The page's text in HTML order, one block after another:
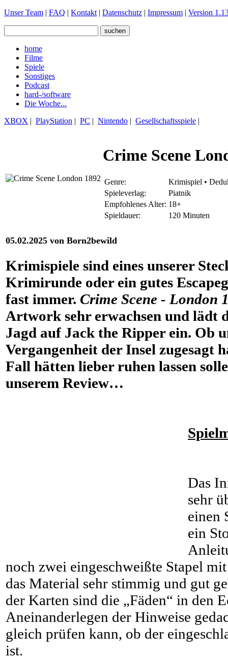
Unser Team | FAQ | Kontakt | Datenschutz | Impressum | Version
home
Filme
Spiele
Sonstiges
Podcast
hard-/software
Die Woche...
XBOX | PlayStation | PC | Nintendo | Gesellschaftsspiele |
Crime Scene
Genre:
Krimispiel •
Spieleverlag:
Piatnik
Empfohlenes Alter: 18+
Spieldauer:
120 Minuten
05.02.2025 von Born2bewild
Krimispiele sind eines unserer
Krimirunde oder ein gutes
fast immer. Crime Scene - London
Artwork sehr erwachsen und lädt
Jagd auf Jack the Ripper ein. Ob
Vergangenheit der Insel zugesagt
Fall hätten lieber ruhen lassen
unserem Review…
Das
sehr
einen
ein
noch zwei eingeschweißte Stapel
das Material sehr stimmig und gut
der Karten sind die „Fäden“ in den
Aneinanderlegen der Hinweise
gleich prüfen kann, ob der
ist.